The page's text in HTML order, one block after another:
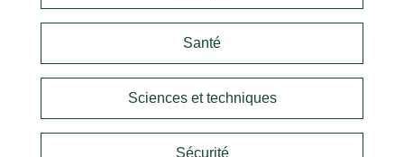
Santé
Sciences et techniques
Sécurité